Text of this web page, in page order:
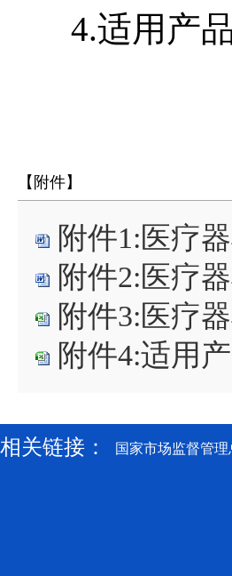
4.适用产
【附件】
附件1:医疗
附件2:医疗
附件3:医疗
附件4:适用
相关链接： 国家市场监督管理